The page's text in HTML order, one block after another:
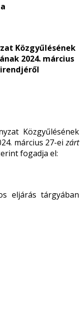
Közgyűlésének
2024. március
Közgyűlésének
március 27-eizárt
fogadja el:
eljárás tárgyában